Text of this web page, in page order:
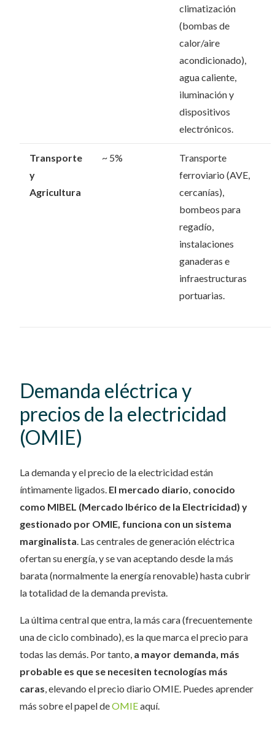
climatización
(bombas de
calor/aire
acondicionado),
agua caliente,
iluminación y
dispositivos
electrónicos.
Transporte
y
Agricultura
~ 5%
Transporte
ferroviario (AVE,
cercanías),
bombeos para
regadío,
instalaciones
ganaderas e
infraestructuras
portuarias.
Demanda eléctrica y
precios de la electricidad
(OMIE)
La demanda y el precio de la electricidad están
íntimamente ligados. El mercado diario, conocido
como MIBEL (Mercado Ibérico de la Electricidad) y
gestionado por OMIE, funciona con un sistema
marginalista. Las centrales de generación eléctrica
ofertan su energía, y se van aceptando desde la más
barata (normalmente la energía renovable) hasta cubrir
la totalidad de la demanda prevista.
La última central que entra, la más cara (frecuentemente
una de ciclo combinado), es la que marca el precio para
todas las demás. Por tanto, a mayor demanda, más
probable es que se necesiten tecnologías más
caras, elevando el precio diario OMIE. Puedes aprender
más sobre el papel deOMIEaquí.